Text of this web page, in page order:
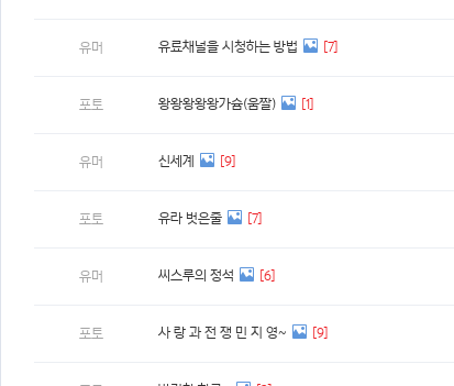
유머 유료채널을 시청하는 방법 [7]
포토 왕왕왕왕왕가슘(움짤) [1]
유머 신세계 [9]
포토 유라 벗은줄 [7]
유머 씨스루의 정석 [6]
포토 사 랑 과 전 쟁 민 지 영~ [9]